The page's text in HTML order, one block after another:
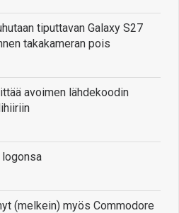
tiputtavan Galaxy S27
takakameran pois
avoimen lähdekoodin
(melkein) myös Commodore